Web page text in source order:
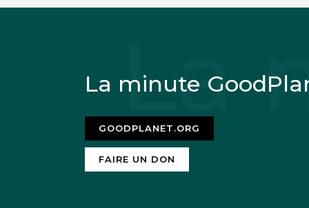
La minute
GOODPLANET.ORG
FAIRE UN DON